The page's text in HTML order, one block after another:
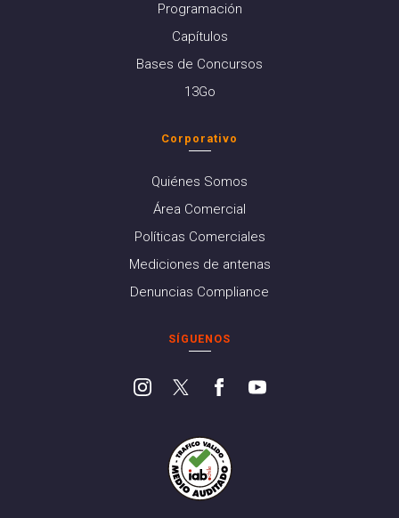
Programación
Capítulos
Bases de Concursos
13Go
Corporativo
Quiénes Somos
Área Comercial
Políticas Comerciales
Mediciones de antenas
Denuncias Compliance
SÍGUENOS